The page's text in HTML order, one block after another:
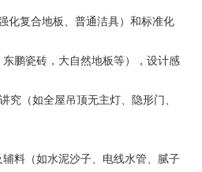
化复合地板、普通洁具）和标准化
鹏瓷砖，大自然地板等），设计感
究（如全屋吊顶无主灯、隐形门、
料（如水泥沙子、电线水管、腻子